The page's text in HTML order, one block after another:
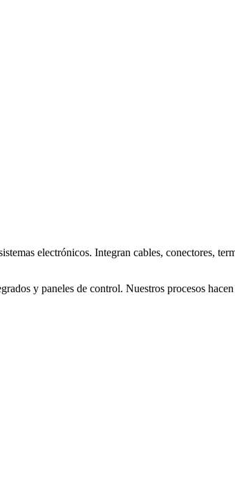
electrónicos. Integran cables, conectores,
y paneles de control. Nuestros procesos